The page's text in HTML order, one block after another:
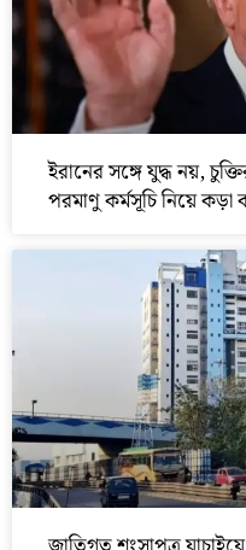
ইরানের সঙ্গে যুদ্ধ নয়,
পরমাণু কর্মসূচি নিয়ে কড়া